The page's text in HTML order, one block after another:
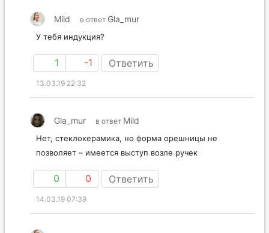
Mild в ответ
1 -1 Ответить
13.03.19 22:32
Mild
Нет, стеклокерамика, но форма орешницы не
0 0 Ответить
14.03.19 07:39